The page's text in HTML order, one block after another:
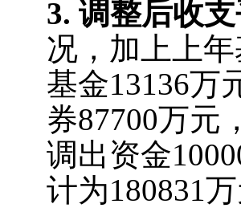
3. 调整后收
况，加上上
基金13136万
券87700万元
调出资金
计为180831万